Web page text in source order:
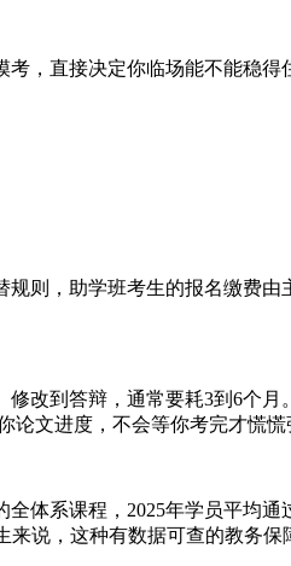
直接决定你临场能不能稳得
，助学班考生的报名缴费
到答辩，通常要耗3到6个月
文进度，不会等你考完才慌慌
系课程，2025年学员平均通
说，这种有数据可查的教务保